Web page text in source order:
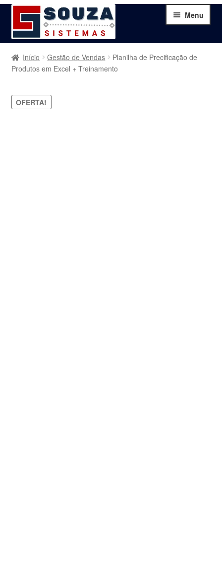
Pular
para
navegação
Pular
para
o
conteúdo
Menu
Home
Serviços
Início Gestão de Vendas
Planilha de Precificação de
Produtos em Excel + Treinamento
OFERTA!